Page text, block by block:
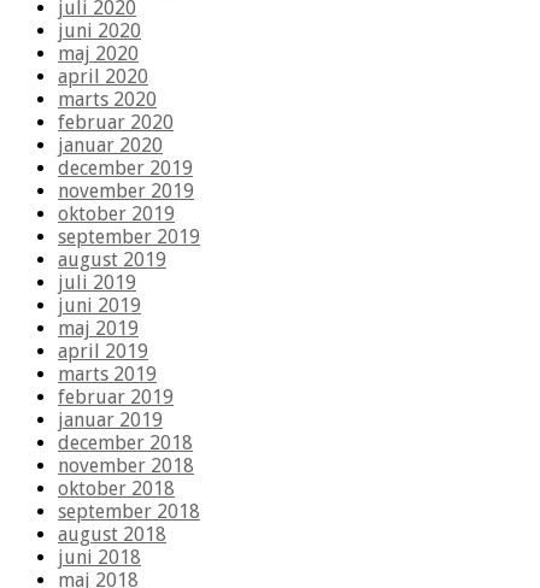
juli 2020
juni 2020
maj 2020
april 2020
marts 2020
februar 2020
januar 2020
december 2019
november 2019
oktober 2019
september 2019
august 2019
juli 2019
juni 2019
maj 2019
april 2019
marts 2019
februar 2019
januar 2019
december 2018
november 2018
oktober 2018
september 2018
august 2018
juni 2018
maj 2018